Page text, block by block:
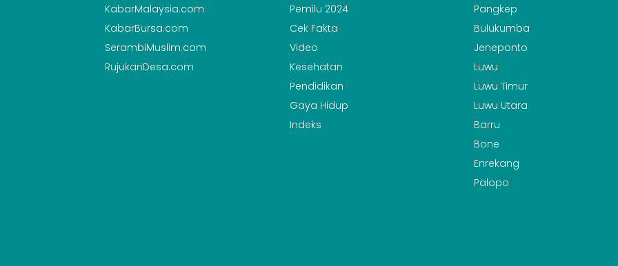
KabarMalaysia.com
KabarBursa.com
SerambiMuslim.com
RujukanDesa.com
Pemilu 2024
Cek Fakta
Video
Kesehatan
Pendidikan
Gaya Hidup
Indeks
Pangkep
Bulukumba
Jeneponto
Luwu
Luwu Timur
Luwu Utara
Barru
Bone
Enrekang
Palopo